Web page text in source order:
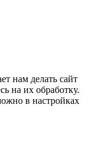
нам делать сайт
на их обработку.
в настройках